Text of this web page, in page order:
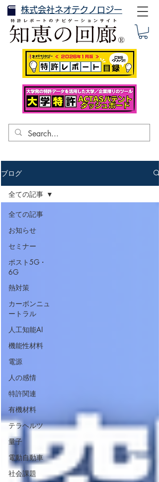
株式会社ネオテクノロジー
ブログ
全ての記事
お知らせ
セミナー
ポスト5G・
6G
熱対策
カーボンニュ
ートラル
人工知能AI
機能性材料
電源
人の感情
特許関連
有機材料
テラヘルツ
量子
電動自動車
社会課題
全ての記事